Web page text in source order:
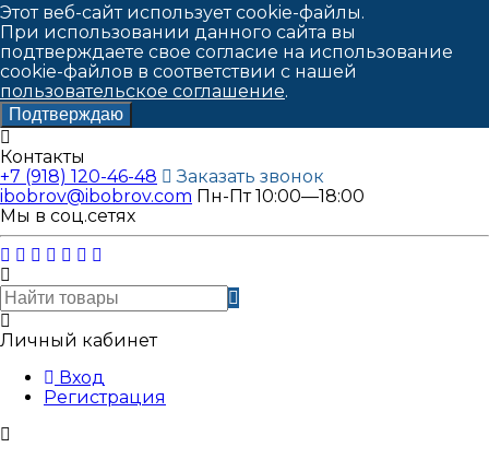
Этот веб-сайт использует cookie-файлы.
При использовании данного сайта вы
подтверждаете свое согласие на использование
cookie-файлов в соответствии с нашей
пользовательское соглашение.
Подтверждаю
Контакты
+7 (918) 120-46-48
Заказать звонок
ibobrov@ibobrov.com Пн-Пт 10:00—18:00
Мы в соц.сетях
Личный кабинет
Вход
Регистрация